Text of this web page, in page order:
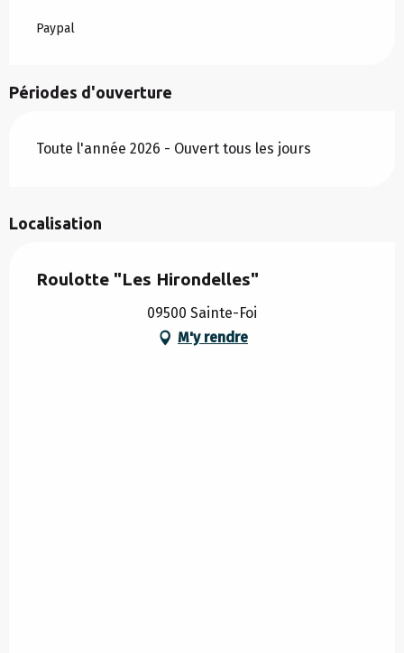
Paypal
Périodes d'ouverture
Toute l'année 2026 - Ouvert tous les jours
Localisation
Roulotte "Les Hirondelles"
09500 Sainte-Foi
M'y rendre